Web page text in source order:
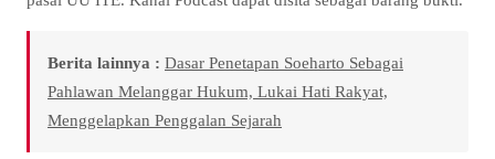
Berita lainnya : Dasar Penetapan Soeharto Sebagai
Pahlawan Melanggar Hukum, Lukai Hati Rakyat,
Menggelapkan Penggalan Sejarah